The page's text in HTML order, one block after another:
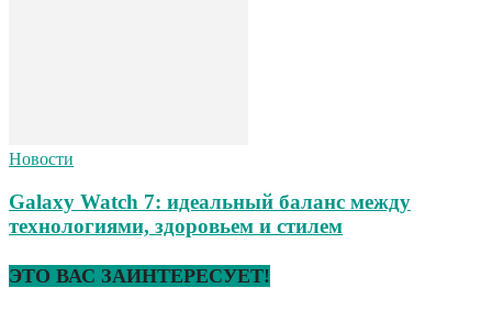
Новости
Galaxy Watch 7: идеальный баланс между
технологиями, здоровьем и стилем
ЭТО ВАС ЗАИНТЕРЕСУЕТ!